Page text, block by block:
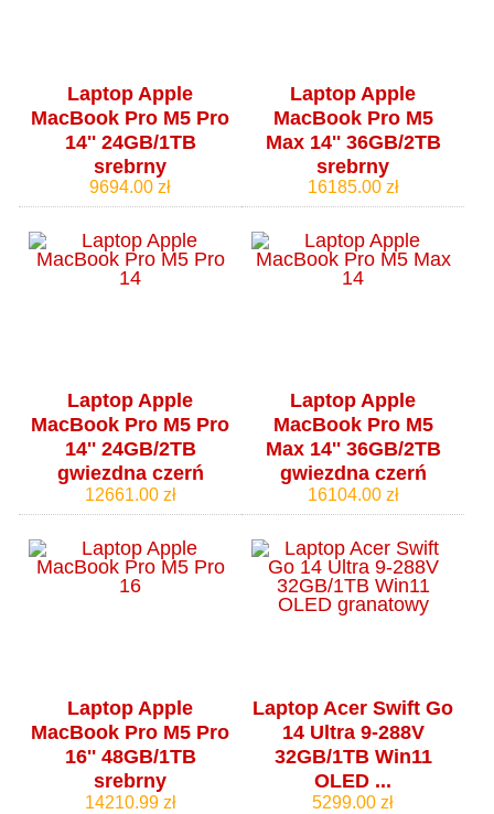
Laptop Apple
MacBook Pro M5 Pro
14'' 24GB/1TB
srebrny
9694.00 zł
Laptop Apple
MacBook Pro M5
Max 14'' 36GB/2TB
srebrny
16185.00 zł
Laptop Apple
MacBook Pro M5 Pro
14'' 24GB/2TB
gwiezdna czerń
12661.00 zł
Laptop Apple
MacBook Pro M5
Max 14'' 36GB/2TB
gwiezdna czerń
16104.00 zł
Laptop Apple
MacBook Pro M5 Pro
16'' 48GB/1TB
srebrny
14210.99 zł
Laptop Acer Swift Go
14 Ultra 9-288V
32GB/1TB Win11
OLED ...
5299.00 zł